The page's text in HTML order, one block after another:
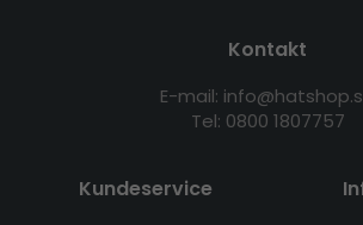
Kontakt
E-mail:
Tel: 0800 1807757
Kundeservice